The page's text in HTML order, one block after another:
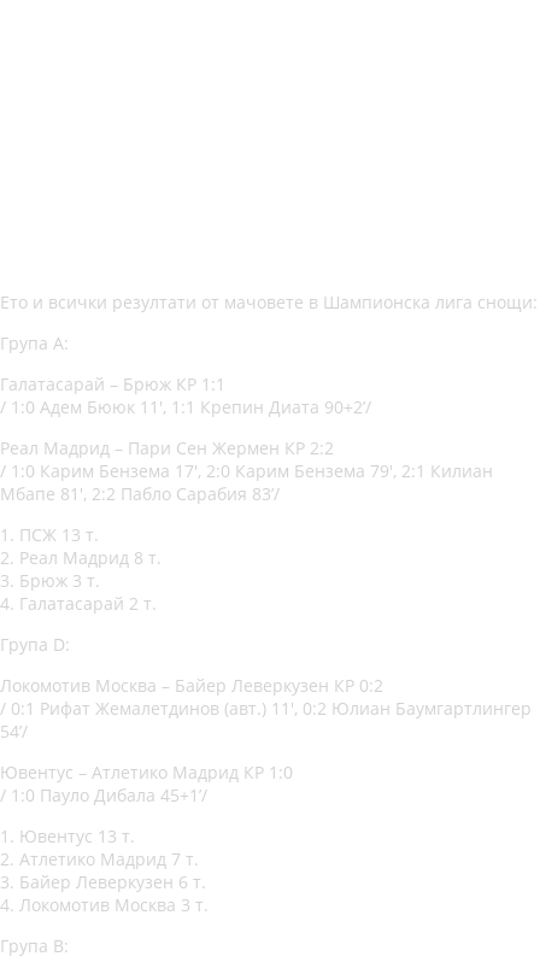
Ето и всички резултати от мачовете в Шампионска лига снощи:
Група А:
Галатасарай – Брюж КР 1:1
/ 1:0 Адем Бююк 11′, 1:1 Крепин Диата 90+2’/
Реал Мадрид – Пари Сен Жермен КР 2:2
/ 1:0 Карим Бензема 17′, 2:0 Карим Бензема 79′, 2:1 Килиан
Мбапе 81′, 2:2 Пабло Сарабия 83’/
1. ПСЖ 13 т.
2. Реал Мадрид 8 т.
3. Брюж 3 т.
4. Галатасарай 2 т.
Група D:
Локомотив Москва – Байер Леверкузен КР 0:2
/ 0:1 Рифат Жемалетдинов (авт.) 11′, 0:2 Юлиан Баумгартлингер
54’/
Ювентус – Атлетико Мадрид КР 1:0
/ 1:0 Пауло Дибала 45+1’/
1. Ювентус 13 т.
2. Атлетико Мадрид 7 т.
3. Байер Леверкузен 6 т.
4. Локомотив Москва 3 т.
Група В: